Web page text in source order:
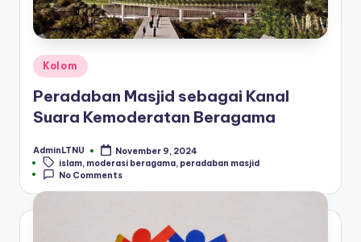
Posted
in
Kolom
Peradaban Masjid sebagai Kanal
Suara Kemoderatan Beragama
Posted
by
AdminLTNU
November 9, 2024
Tags:islam, moderasi beragama, peradaban masjid
No Comments